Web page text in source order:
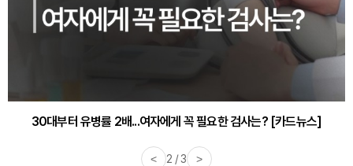
30대부터 유병률 2배...여자에게 꼭 필요한 검사는? [카드뉴스]
감기·독감 예방하고 면역력 높이는 4가지 영양제 [카드뉴스]
< 2 / 3 >